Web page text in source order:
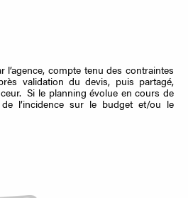
l’agence, compte tenu des contraintes
validation du devis, puis partagé,
Si le planning évolue en cours de
de l’incidence sur le budget et/ou le